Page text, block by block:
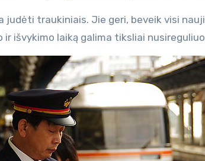
judėti traukiniais. Jie geri, beveik visi
išvykimo laiką galima tiksliai